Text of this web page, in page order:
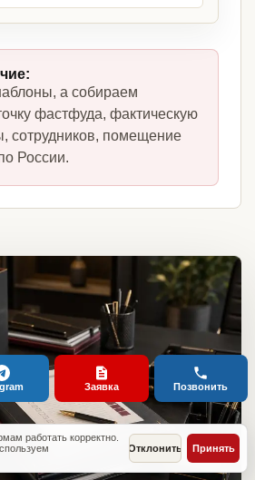
а собираем
фастфуда, фактическую
сотрудников, помещение
России.
работать корректно.
Отклонить Принять
Заявка Позвонить